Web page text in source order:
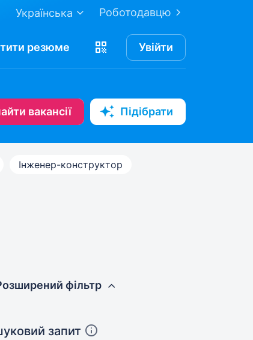
Роботодавцю
Українська
резюме Увійти
вакансії Підібрати
Інженер-конструктор
фільтр
запит